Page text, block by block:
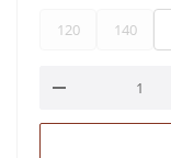
120 140